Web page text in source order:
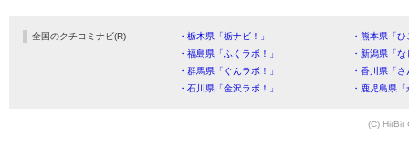
全国のクチコミナビ(R) ・栃木県「栃ナビ！」
・熊本県「
・福島県「ふくラボ！」
・新潟県「
・群馬県「ぐんラボ！」
・香川県「
・石川県「金沢ラボ！」
・鹿児島県
(C) HitBit